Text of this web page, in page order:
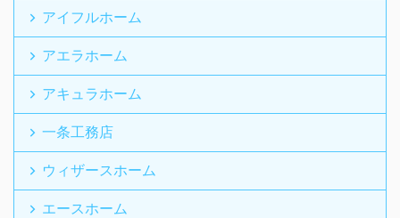
アイフルホーム
アエラホーム
アキュラホーム
一条工務店
ウィザースホーム
エースホーム